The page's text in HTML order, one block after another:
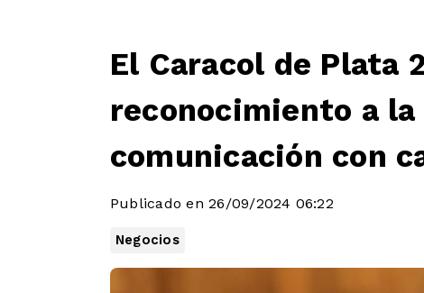
El Caracol de Plata
reconocimiento a
comunicación con
Publicado en 26/09/2024 06:22
Negocios